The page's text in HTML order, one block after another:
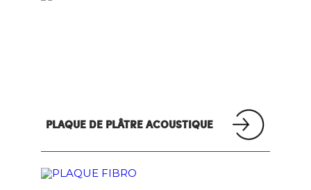
PLAQUE DE PLÂTRE ACOUSTIQUE